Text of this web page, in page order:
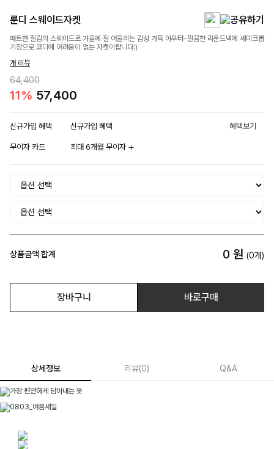
룬디 스웨이드자켓
매트한 질감의 스웨이드로 가을에 잘 어울리는 감성 가득 아우터-깔끔한 라운드넥에 세미크롭
기장으로 코디에 어려움이 없는 자켓이랍니다:)
개 리뷰
64,400
11% 57,400
신규가입 혜택 신규가입 혜택 혜택보기
무이자 카드 최대 6개월 무이자
상품금액 합계 0 원 (0개)
장바구니 바로구매
상세정보 리뷰(0) Q&A